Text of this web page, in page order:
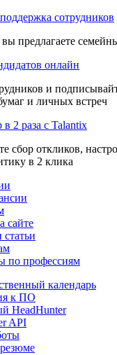
сотрудников
предлагаете
онлайн
и
и личных встреч
в 2 раза с Talantix
сбор откликов,
в 2 клика
сайте
по профессиям
календарь
к ПО
HeadHunter
API